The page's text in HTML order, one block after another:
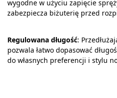
wygodne w użyciu zapięcie
zabezpiecza biżuterię przed
Regulowana długość:
pozwala łatwo dopasować
do własnych preferencji i stylu